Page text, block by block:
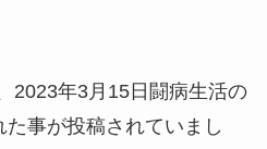
2023年3月15日闘病生活の
事が投稿されていまし